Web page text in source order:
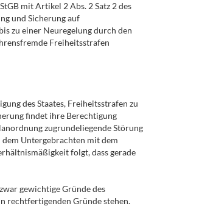
mit Artikel 2 Abs. 2 Satz 2 des
und Sicherung auf
zu einer Neuregelung durch den
Freiheitsstrafen
des Staates, Freiheitsstrafen zu
findet ihre Berechtigung
zugrundeliegende Störung
Untergebrachten mit dem
folgt, dass gerade
gewichtige Gründe des
rechtfertigenden Gründe stehen.